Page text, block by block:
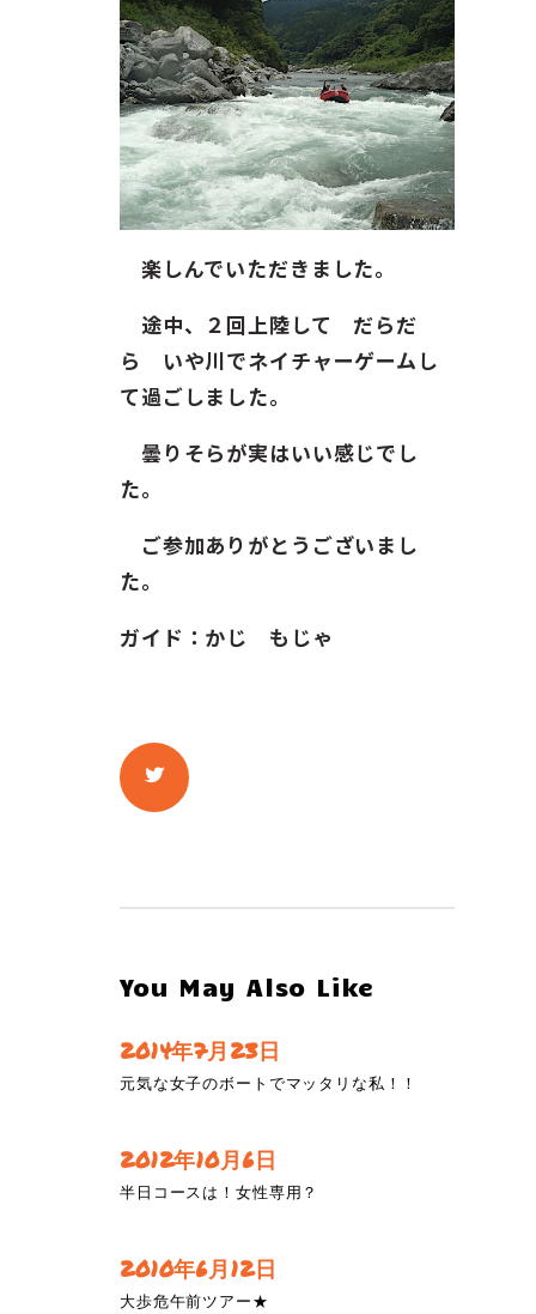
楽しんでいただきました。
途中、２回上陸して だらだ
ら いや川でネイチャーゲームし
て過ごしました。
曇りそらが実はいい感じでし
た。
ご参加ありがとうございまし
た。
ガイド：かじ もじゃ
You May Also Like
2014年7月23日
元気な女子のボートでマッタリな私！！
2012年10月6日
半日コースは！女性専用？
2010年6月12日
大歩危午前ツアー★